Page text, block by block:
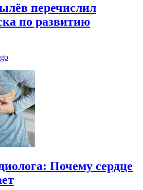
перечислил
по развитию
Почему сердце